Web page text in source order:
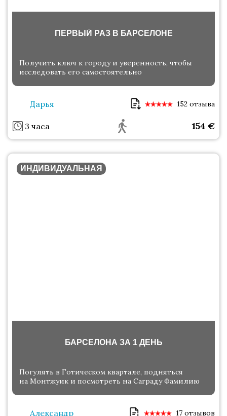
ПЕРВЫЙ РАЗ В БАРСЕЛОНЕ
Получить ключ к городу и уверенность, чтобы
исследовать его самостоятельно
Дарья 152 отзыва
3 часа 154 €
ИНДИВИДУАЛЬНАЯ
БАРСЕЛОНА ЗА 1 ДЕНЬ
Погулять в Готическом квартале, подняться
на Монтжуик и посмотреть на Саграду Фамилию
Александр 17 отзывов